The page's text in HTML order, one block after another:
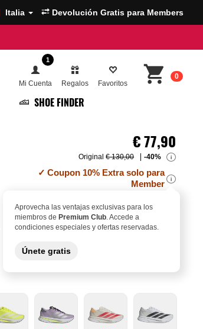
Italia Devolución Gratis para Members
1
Mi Cuenta Regalos Favoritos
0
SHOE FINDER
€77,90
Original€ 130,00 -40% i
Coupon 10% Extra solo para
Member
i
Aprovecha las ventajas exclusivas para los
miembros de Premium Club. Accede a
condiciones especiales y ofertas reservadas.
Únete gratis